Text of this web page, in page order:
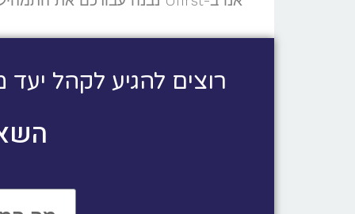
רוצים להגיע לקהל יעד